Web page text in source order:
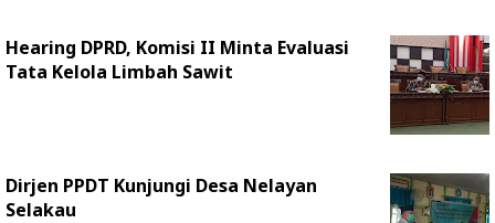
Hearing DPRD, Komisi II Minta Evaluasi
Tata Kelola Limbah Sawit
Dirjen PPDT Kunjungi Desa Nelayan
Selakau